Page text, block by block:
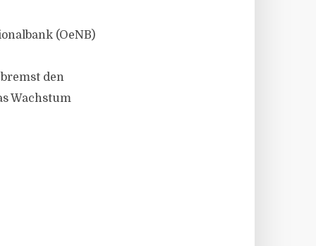
(OeNB)
den
Wachstum